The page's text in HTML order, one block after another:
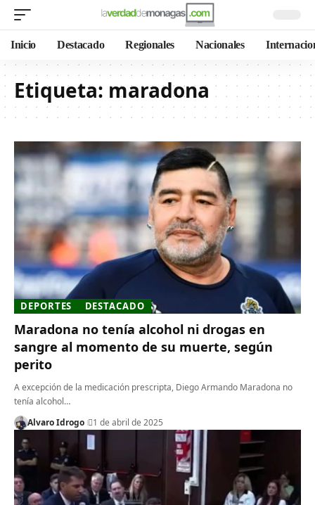
Inicio Destacado Regionales Nacionales
Etiqueta: maradona
DEPORTES DESTACADO
Maradona no tenía alcohol ni drogas en
sangre al momento de su muerte, según
perito
A excepción de la medicación prescripta, Diego Armando Maradona no
tenía alcohol…
Alvaro Idrogo
1 de abril de 2025